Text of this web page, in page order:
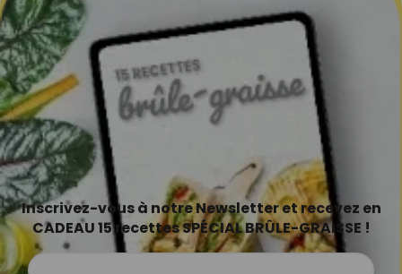
Inscrivez-vous à notre Newsletter et recevez en
CADEAU 15 recettes SPÉCIAL BRÛLE-GRAISSE !